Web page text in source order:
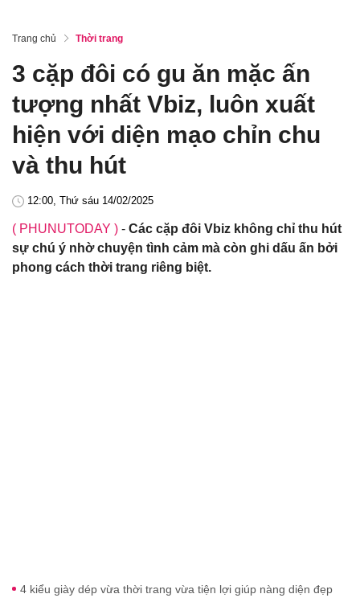
Trang chủ Thời trang
3 cặp đôi có gu ăn mặc ấn
tượng nhất Vbiz, luôn xuất
hiện với diện mạo chỉn chu
và thu hút
12:00, Thứ sáu 14/02/2025
( PHUNUTODAY ) - Các cặp đôi Vbiz không chỉ thu hút
sự chú ý nhờ chuyện tình cảm mà còn ghi dấu ấn bởi
phong cách thời trang riêng biệt.
4 kiểu giày dép vừa thời trang vừa tiện lợi giúp nàng diện đẹp